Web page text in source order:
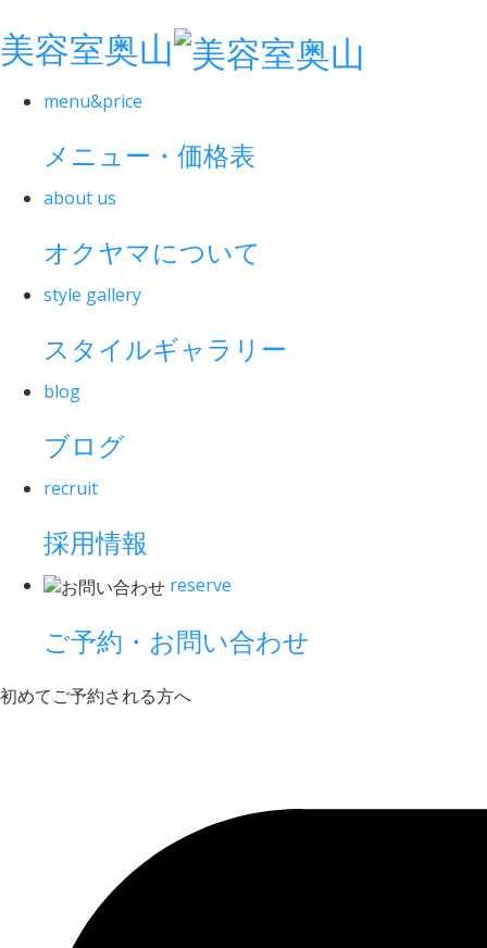
美容室奥山
menu&price
メニュー・価格表
about us
オクヤマについて
style gallery
スタイルギャラリー
blog
ブログ
recruit
採用情報
reserve
ご予約・お問い合わせ
初めてご予約される方へ